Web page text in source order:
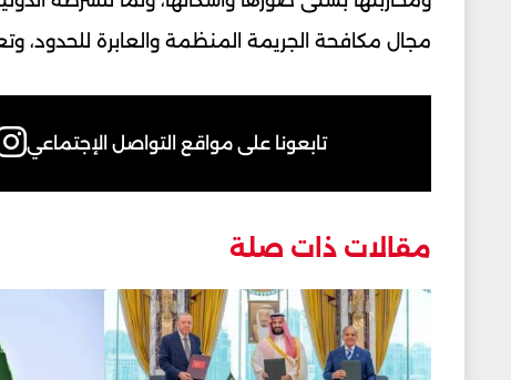
مجال مكافحة الجريمة المنظمة والعابرة للحدود،
تابعونا على مواقع التواصل الإجتماعي
مقالات ذات صلة